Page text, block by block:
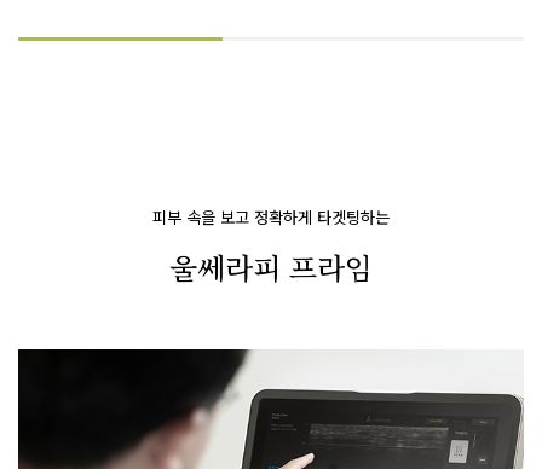
피부 속을 보고 정확하게 타겟팅하는
울쎄라피 프라임